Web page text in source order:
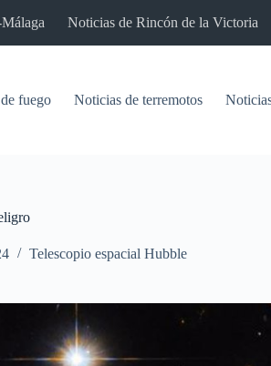
Noticias de Rincón de la Victoria
fuego Noticias de terremotos
Telescopio espacial Hubble